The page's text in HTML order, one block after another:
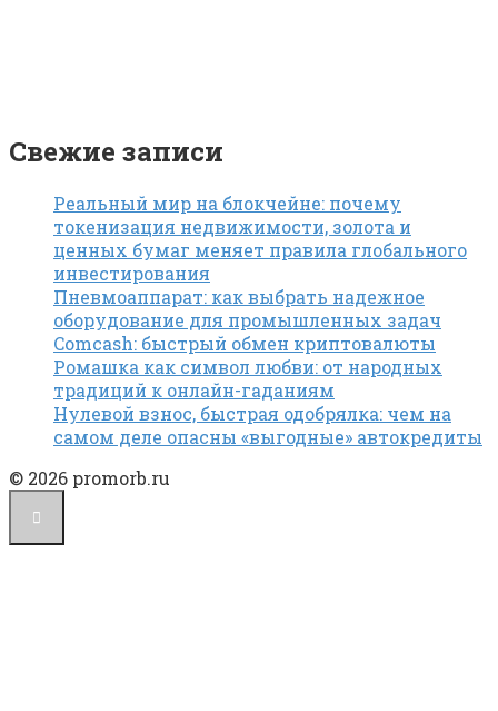
Свежие записи
Реальный мир на блокчейне: почему
токенизация недвижимости, золота и
ценных бумаг меняет правила глобального
инвестирования
Пневмоаппарат: как выбрать надежное
оборудование для промышленных задач
Comcash: быстрый обмен криптовалюты
Ромашка как символ любви: от народных
традиций к онлайн-гаданиям
Нулевой взнос, быстрая одобрялка: чем на
самом деле опасны «выгодные» автокредиты
© 2026 promorb.ru